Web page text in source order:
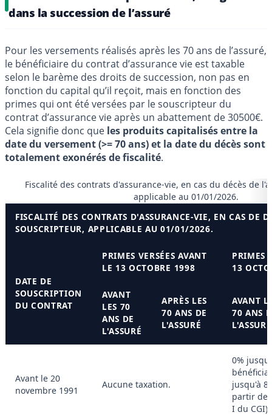
dans la succession de l’assuré
Pour les versements réalisés après les 70 ans de l’assuré,
le bénéficiaire du contrat d’assurance vie est taxable
selon le barème des droits de succession, non pas en
fonction du capital qu’il reçoit, mais en fonction des
primes qui ont été versées par le souscripteur du
contrat d’assurance vie après un abattement de 30500€.
Cela signifie donc que les produits capitalisés entre la
date du versement (>= 70 ans) et la date du décès sont
totalement exonérés de fiscalité.
Fiscalité des contrats d'assurance-vie, en cas du décès de
applicable au 01/01/2026.
FISCALITÉ DES CONTRATS D'ASSURANCE-VIE, EN CAS DE
SOUSCRIPTEUR, APPLICABLE AU 01/01/2026.
DATE DE
SOUSCRIPTION
DU CONTRAT
PRIMES VERSÉES AVANT
LE 13 OCTOBRE 1998
PRIMES
13
AVANT
LES 70
ANS DE
L'ASSURÉ
APRÈS LES
70 ANS DE
L'ASSURÉ
AVANT
70 ANS
L'ASSURÉ
Avant le 20
novembre 1991
Aucune taxation.
0%
jusqu'à
partir de
I du CGI)